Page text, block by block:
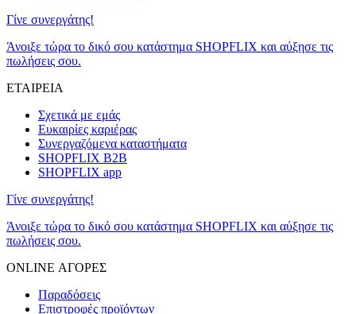
Γίνε συνεργάτης!
Άνοιξε τώρα το δικό σου κατάστημα SHOPFLIX και αύξησε τις
πωλήσεις σου.
ΕΤΑΙΡΕΙΑ
Σχετικά με εμάς
Ευκαιρίες καριέρας
Συνεργαζόμενα καταστήματα
SHOPFLIX B2B
SHOPFLIX app
Γίνε συνεργάτης!
Άνοιξε τώρα το δικό σου κατάστημα SHOPFLIX και αύξησε τις
πωλήσεις σου.
ONLINE ΑΓΟΡΕΣ
Παραδόσεις
Επιστροφές προϊόντων